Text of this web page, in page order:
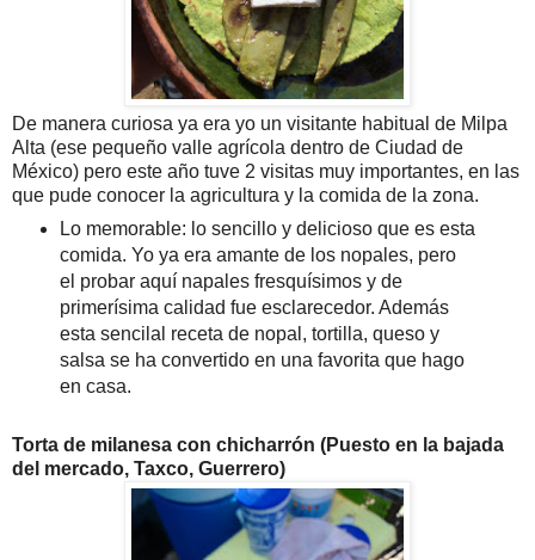
De manera curiosa ya era yo un visitante habitual de Milpa
Alta (ese pequeño valle agrícola dentro de Ciudad de
México) pero este año tuve 2 visitas muy importantes, en las
que pude conocer la agricultura y la comida de la zona.
Lo memorable: lo sencillo y delicioso que es esta
comida. Yo ya era amante de los nopales, pero
el probar aquí napales fresquísimos y de
primerísima calidad fue esclarecedor. Además
esta sencilal receta de nopal, tortilla, queso y
salsa se ha convertido en una favorita que hago
en casa.
Torta de milanesa con chicharrón (Puesto en la bajada
del mercado, Taxco, Guerrero)